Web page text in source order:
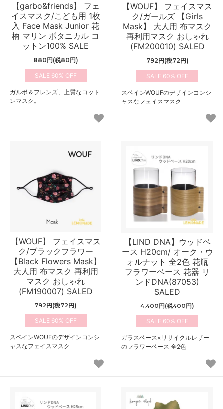
【garbo&friends】 フェ
イスマスク/こども用 1枚
入 Face Mask Junior 花
柄 マリン ボタニカル コ
ットン100% SALE
880円(税80円)
60%
ガルボ＆フレンズ、上質なコット
ンマスク。
【WOUF】 フェイスマス
ク/ガールズ 【Girls
Mask】 大人用 布マスク
再利用マスク おしゃれ
(FM200010) SALED
792円(税72円)
60%
スペインWOUFのデザインコンシ
ャスなフェイスマスク
【WOUF】 フェイスマス
ク/ブラックフラワー
【Black Flowers Mask】
大人用 布マスク 再利用
マスク おしゃれ
(FM190007) SALED
792円(税72円)
60%
スペインWOUFのデザインコンシ
ャスなフェイスマスク
【LIND DNA】ウッドベ
ース H20cm/ オーク・ウ
ォルナット 全2色 花瓶
フラワーベース 花器 リ
ンドDNA(87053)
SALED
4,400円(税400円)
60%
ガラスベース×リサイクルレザー
のフラワーベース 全2色